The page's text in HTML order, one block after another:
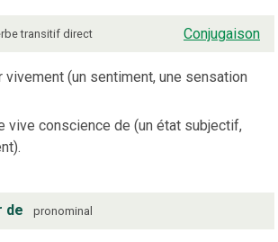
transitif direct Conjugaison
vivement (un sentiment, une sensation
vive conscience de (un état subjectif,
de pronominal